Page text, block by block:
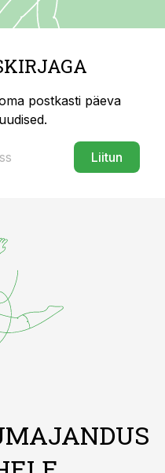
postkasti päeva
Liitun